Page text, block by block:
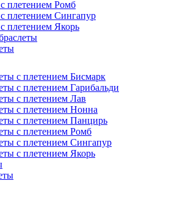
плетением Ромб
плетением Сингапур
плетением Якорь
с плетением Бисмарк
с плетением Гарибальди
с плетением Лав
с плетением Нонна
с плетением Панцирь
с плетением Ромб
с плетением Сингапур
с плетением Якорь